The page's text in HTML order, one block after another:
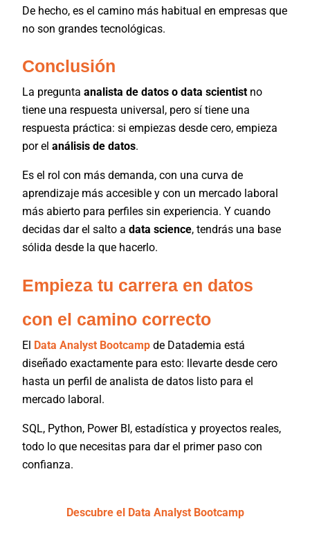
De hecho, es el camino más habitual en empresas que
no son grandes tecnológicas.
Conclusión
La preguntaanalista de datos o data scientist no
tiene una respuesta universal, pero sí tiene una
respuesta práctica: si empiezas desde cero, empieza
por elanálisis de datos.
Es el rol con más demanda, con una curva de
aprendizaje más accesible y con un mercado laboral
más abierto para perfiles sin experiencia. Y cuando
decidas dar el salto adata science, tendrás una base
sólida desde la que hacerlo.
Empieza tu carrera en datos
con el camino correcto
El Data Analyst Bootcamp de Datademia está
diseñado exactamente para esto: llevarte desde cero
hasta un perfil de analista de datos listo para el
mercado laboral.
SQL, Python, Power BI, estadística y proyectos reales,
todo lo que necesitas para dar el primer paso con
confianza.
Descubre el Data Analyst Bootcamp